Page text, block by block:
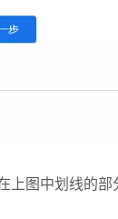
图中划线的